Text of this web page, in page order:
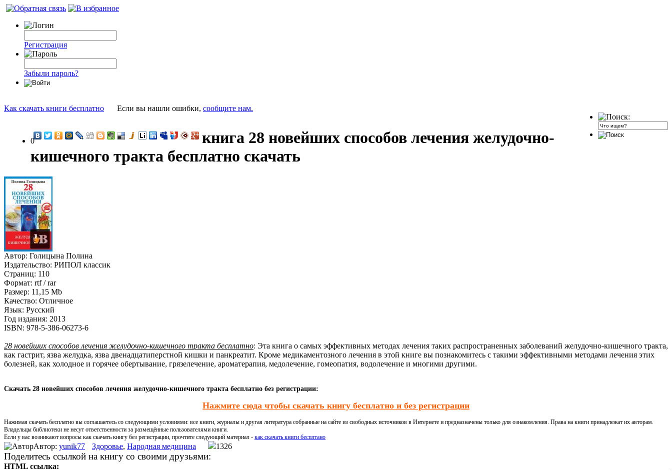
Регистрация
Забыли пароль?
Как скачать книги бесплатно Если вы нашли ошибки, сообщите нам.
0
книга 28 новейших способов лечения желудочно-
кишечного тракта бесплатно скачать
Автор: Голицына Полина
Издательство: РИПОЛ классик
Страниц: 110
Формат: rtf / rar
Размер: 11,15 Mb
Качество: Отличное
Язык: Русский
Год издания: 2013
ISBN: 978-5-386-06273-6
28 новейших способов лечения желудочно-кишечного тракта бесплатно: Эта книга о самых эффективных методах лечения таких распространенных заболеваний желудочно-кишечного тракта,
как гастрит, язва желудка, язва двенадцатиперстной кишки и панкреатит. Кроме медикаментозного лечения в этой книге вы познакомитесь с такими эффективными методами лечения этих
болезней, как холодное и горячее обертывание, грязелечение, ароматерапия, медолечение, гомеопатия, водолечение и многими другими.
Скачать 28 новейших способов лечения желудочно-кишечного тракта бесплатно без регистрации:
Нажмите сюда чтобы скачать книгу бесплатно и без регистрации
Нажимая скачать бесплатно вы соглашаетесь со следующими условиями: все книги, журналы и другая литература собранные на сайте из свободных источников в Интернете и предназначены только для ознакомления. Права на книги принадлежат их авторам.
Владельцы библиотеки не несут ответственности за размещённые пользователями книги.
Если у вас возникают вопросы как скачать книгу без регистрации, прочтите следующий материал - как скачать книги бесплтано
Автор: yunik77 Здоровье, Народная медицина 1326
Поделитесь ссылкой на книгу со своими друзьями:
HTML ссылка: